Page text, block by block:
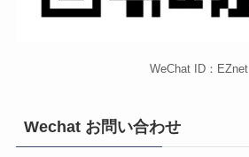
WeChat ID：EZnet
Wechat お問い合わせ